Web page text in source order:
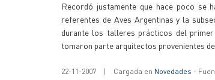
Recordó justamente que hace poco se
referentes de Aves Argentinas y la
durante los talleres prácticos del
tomaron parte arquitectos provenientes
22-11-2007 | Cargada en Novedades -